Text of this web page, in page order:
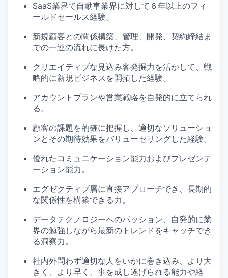
SaaS業界で自動車業界に対して６年以上のフィ
ールドセールス経験。
新規顧客との関係構築、管理、開発、契約締結ま
での一連の流れに長けた方。
クリエイティブな見込み客発掘力を活かして、戦
略的に新規ビジネスを開拓した経験。
アカウントプランや営業戦略を自発的に立てられ
る。
顧客の課題を的確に把握し、適切なソリューショ
ンとその期待効果をバリューセリングした経験。
優れたコミュニケーション能力およびプレゼンテ
ーション能力。
エグゼクティブ層に直接アプローチでき、長期的
な関係性を構築できる力。
データテクノロジーへのパッション、自発的に業
界の勉強しながら最新のトレンドをキャッチでき
る洞察力。
社内外問わず適切な人をいかに巻き込み、より大
きく、より早く、事を成し遂げられる能力や経